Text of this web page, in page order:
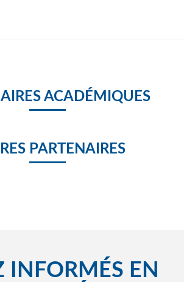
ACADÉMIQUES
PARTENAIRES
INFORMÉS EN